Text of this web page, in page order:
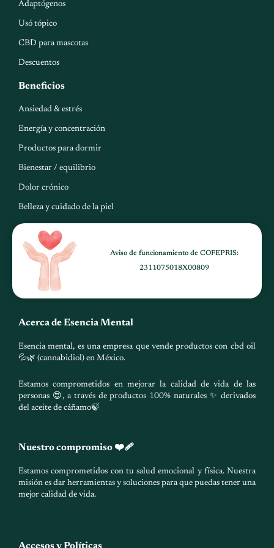
Adaptógenos
Usó tópico
CBD para mascotas
Descuentos
Beneficios
Ansiedad & estrés
Energía y concentración
Productos para dormir
Bienestar / equilibrio
Dolor crónico
Belleza y cuidado de la piel
Aviso de funcionamiento de COFEPRIS:
2311075018X00809
Acerca de Esencia Mental
Esencia mental, es una empresa que vende productos con cbd oil
💦🌿 (cannabidiol) en México.
Estamos comprometidos en mejorar la calidad de vida de las
personas 😍, a través de productos 100% naturales ✨ derivados
del aceite de cáñamo🍃
Nuestro compromiso ❤️‍🩹
Estamos comprometidos con tu salud emocional y física. Nuestra
misión es dar herramientas y soluciones para que puedas tener una
mejor calidad de vida.